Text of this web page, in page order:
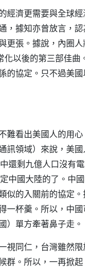
經濟更需要與全球
，據知亦曾放言，
更張。據說，內圈
以後的第三部佳曲
的協定。只不過美
難看出美國人的用
訊領域）來說，美
還剩九億人口沒有
中國大陸的了。中
似的入關前的協定
一杯羹。所以，中
）單方牽著鼻子走。
視同仁，台灣雖然
群。所以，一再掀